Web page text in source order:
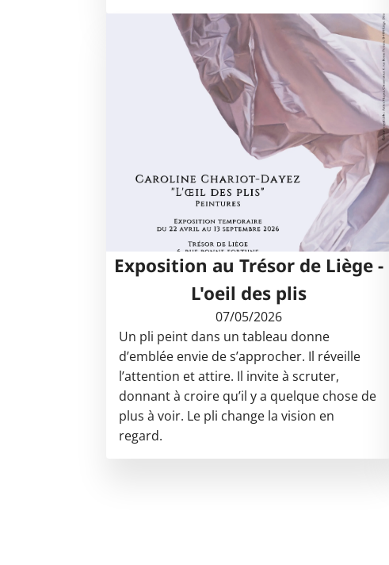
Exposition au Trésor de Liège -
L'oeil des plis
07/05/2026
Un pli peint dans un tableau donne
d’emblée envie de s’approcher. Il réveille
l’attention et attire. Il invite à scruter,
donnant à croire qu’il y a quelque chose de
plus à voir. Le pli change la vision en
regard.